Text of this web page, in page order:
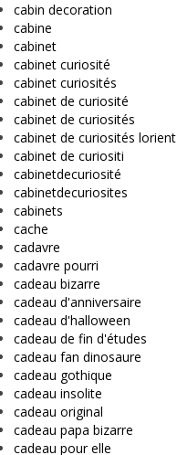
cabin decoration
cabine
cabinet
cabinet curiosité
cabinet curiosités
cabinet de curiosité
cabinet de curiosités
cabinet de curiosités lorient
cabinet de curiositi
cabinetdecuriosité
cabinetdecuriosites
cabinets
cache
cadavre
cadavre pourri
cadeau bizarre
cadeau d'anniversaire
cadeau d'halloween
cadeau de fin d'études
cadeau fan dinosaure
cadeau gothique
cadeau insolite
cadeau original
cadeau papa bizarre
cadeau pour elle